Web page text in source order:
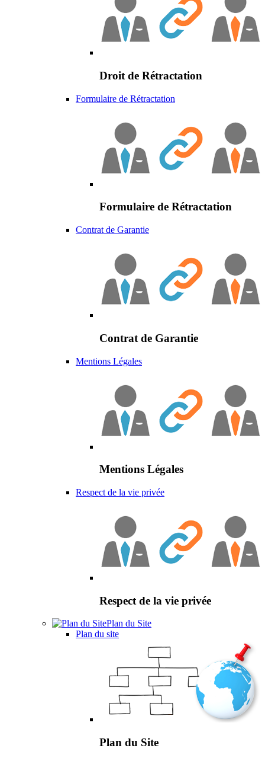
Droit de Rétractation
Formulaire de Rétractation
Formulaire de Rétractation
Contrat de Garantie
Contrat de Garantie
Mentions Légales
Mentions Légales
Respect de la vie privée
Respect de la vie privée
Plan du Site
Plan du site
Plan du Site